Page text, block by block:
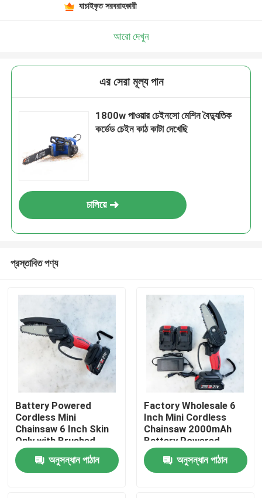
আমরা শীঘ্রই আপনাকে আবার কল করব!
বাড়ি
যাচাইকৃত সরবরাহকারী
আরো দেখুন
এর সেরা মূল্য পান
1800w পাওয়ার চেইনসো মেশিন বৈদ্যুতিক
কর্ডেড চেইন কাঠ কাটা দেখেছি
চালিয়ে
প্রস্তাবিত পণ্য
Battery Powered
Cordless Mini
Chainsaw 6 Inch Skin
Only with Brushed
motor
অনুসন্ধান পাঠান
Factory Wholesale 6
Inch Mini Cordless
Chainsaw 2000mAh
Battery Powered
অনুসন্ধান পাঠান